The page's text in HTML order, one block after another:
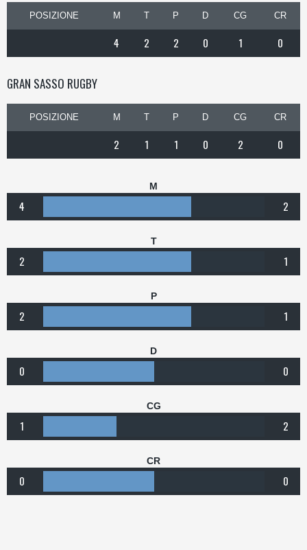
POSIZIONE M T P D CG CR
4 2 2 0 1 0
GRAN SASSO RUGBY
POSIZIONE M T P D CG CR
2 1 1 0 2 0
M
4 2
T
2 1
P
2 1
D
0 0
CG
1 2
CR
0 0